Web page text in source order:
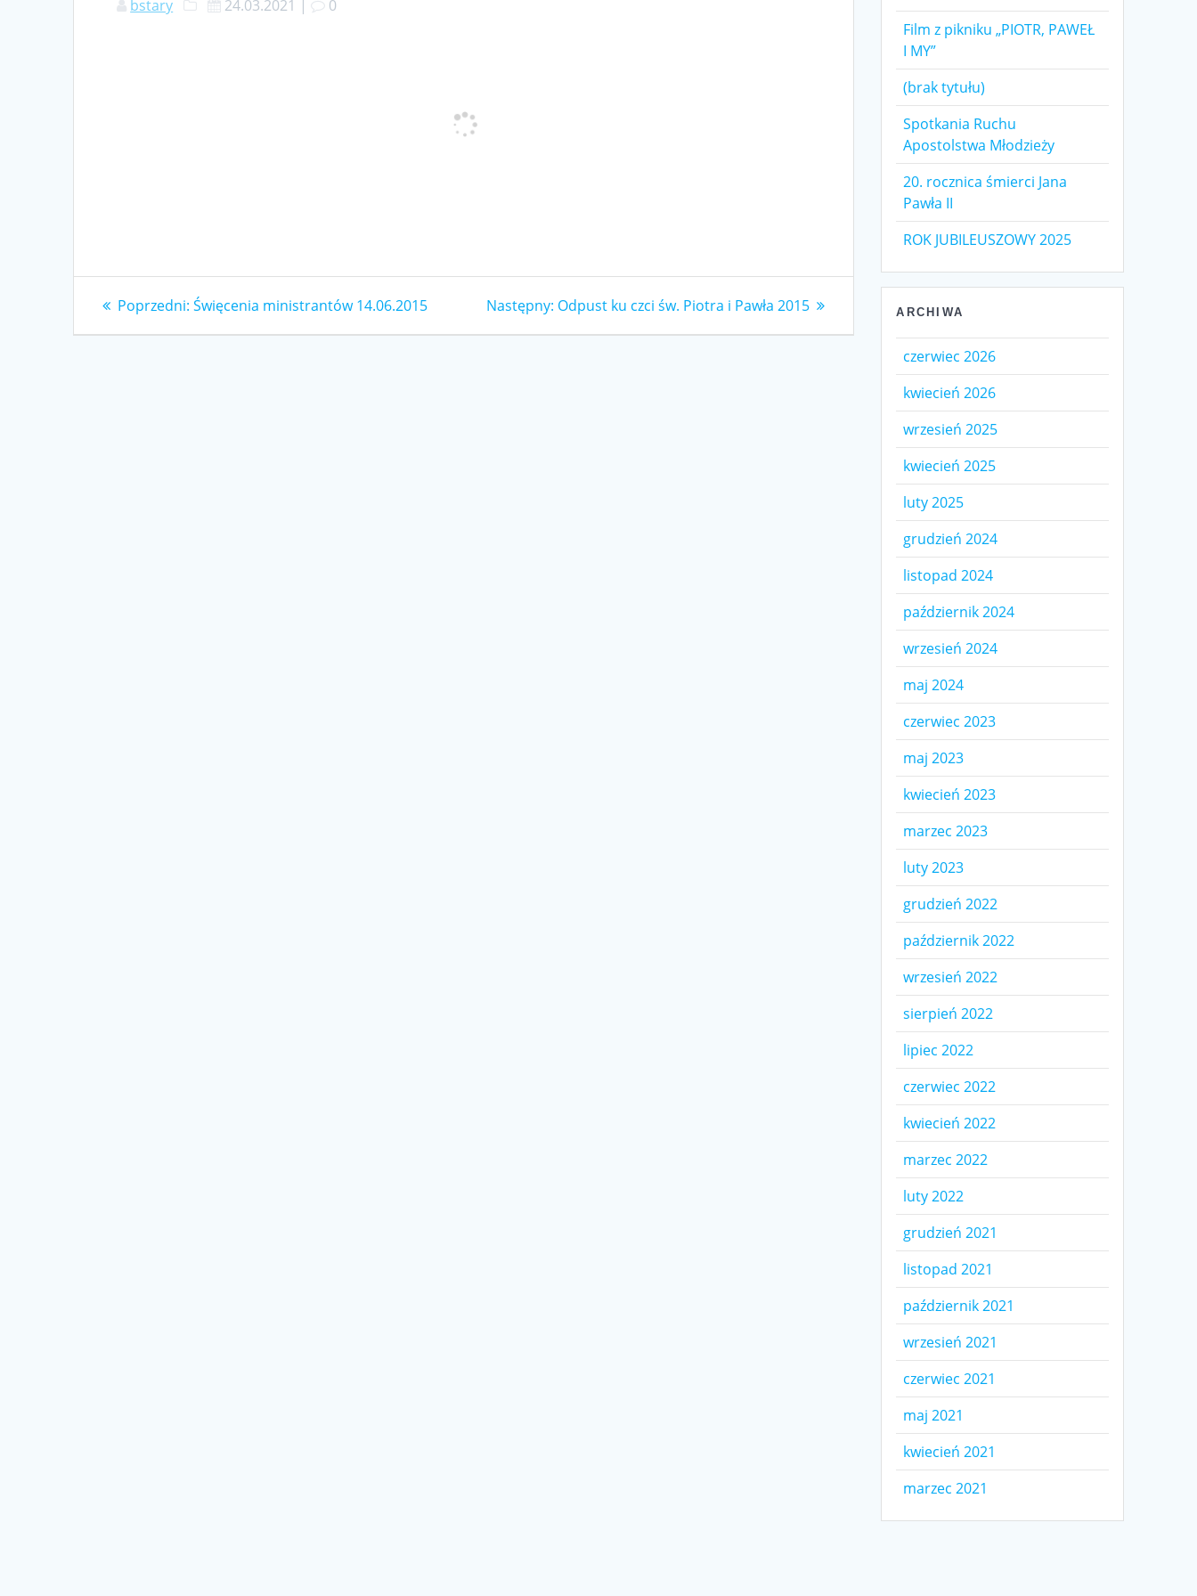
bstary 24.03.2021 | 0
Nawigacja
wpisu
Poprzedni: Poprzedni
Święcenia ministrantów 14.06.2015 Następny: Następny
Odpust ku czci św. Piotra i Pawła 2015
Film z pikniku „PIOTR, PAWEŁ
I MY”
(brak tytułu)
Spotkania Ruchu
Apostolstwa Młodzieży
20. rocznica śmierci Jana
Pawła II
ROK JUBILEUSZOWY 2025
ARCHIWA
czerwiec 2026
kwiecień 2026
wrzesień 2025
kwiecień 2025
luty 2025
grudzień 2024
listopad 2024
październik 2024
wrzesień 2024
maj 2024
czerwiec 2023
maj 2023
kwiecień 2023
marzec 2023
luty 2023
grudzień 2022
październik 2022
wrzesień 2022
sierpień 2022
lipiec 2022
czerwiec 2022
kwiecień 2022
marzec 2022
luty 2022
grudzień 2021
listopad 2021
październik 2021
wrzesień 2021
czerwiec 2021
maj 2021
kwiecień 2021
marzec 2021